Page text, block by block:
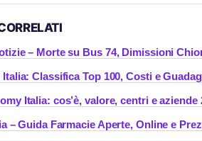
– Morte su Bus 74, Dimissioni
Classifica Top 100, Costi e
Italia: cos’è, valore, centri e aziende
– Guida Farmacie Aperte, Online e